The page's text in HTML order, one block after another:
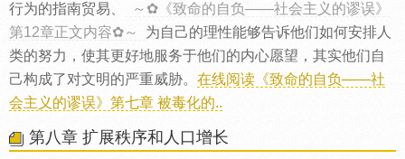
行为的指南贸易、
～✿《致命的自负——社会主义的谬误》
第12章正文内容✿～
为自己的理性能够告诉他们如何安排人
类的努力，使其更好地服务于他们的内心愿望，其实他们自
己构成了对文明的严重威胁。 在线阅读《致命的自负——社
会主义的谬误》第七章 被毒化的..
第八章 扩展秩序和人口增长